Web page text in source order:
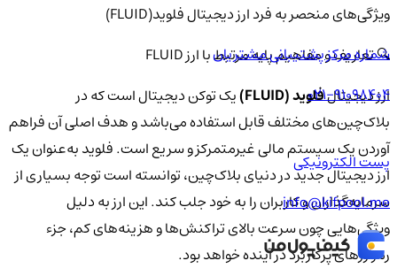
ویژگی‌های منحصر به فرد ارز دیجیتال فلوید(FLUID)
🔍 تعاریف و مفاهیم پایه مرتبط با ارز FLUID
ارز دیجیتالفلوید (FLUID)
یک توکن دیجیتال است که در
بلاک‌چین‌های مختلف قابل استفاده می‌باشد و هدف اصلی آن فراهم
آوردن یک سیستم مالی غیرمتمرکز و سریع است. فلوید به‌عنوان یک
ارز دیجیتال جدید در دنیای بلاک‌چین، توانسته است توجه بسیاری از
سرمایه‌گذاران و کاربران را به خود جلب کند. این ارز به دلیل
ویژگی‌هایی چون سرعت بالای تراکنش‌ها و هزینه‌های کم، جزء
رمزارزهای پرکاربرد در آینده خواهد بود.
شماره مرکز پشتیبانی مشتریان
021-91098404
پست الکترونیکی
info@kifpool.me